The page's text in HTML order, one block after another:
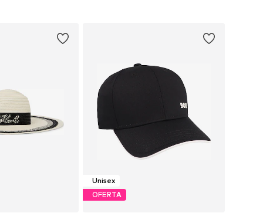
Unisex
OFERTA